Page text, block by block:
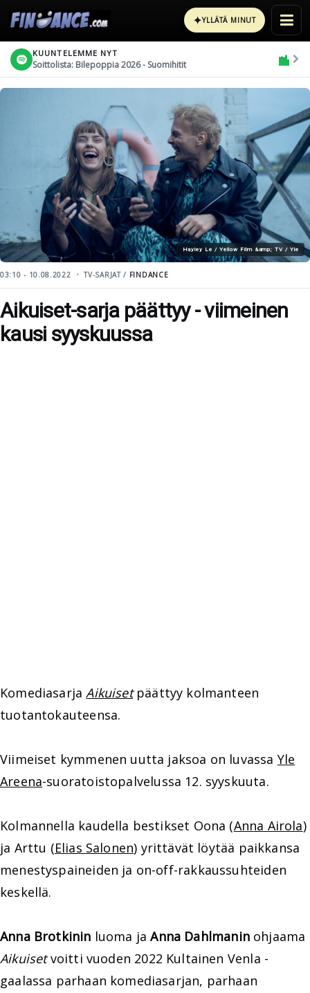
✦YLLÄTÄ MINUT
KUUNTELEMME NYT
Soittolista: Bilepoppia 2026 - Suomihitit
Hayley Le / Yellow Film &amp; TV / Yle
03:10 - 10.08.2022 TV-SARJAT / FINDANCE
Aikuiset-sarja päättyy - viimeinen
kausi syyskuussa
KomediasarjaAikuisetpäättyy kolmanteen
tuotantokauteensa.
Viimeiset kymmenen uutta jaksoa on luvassa Yle
Areena-suoratoistopalvelussa 12. syyskuuta.
Kolmannella kaudella bestikset Oona (Anna Airola)
ja Arttu (Elias Salonen) yrittävät löytää paikkansa
menestyspaineiden ja on-off-rakkaussuhteiden
keskellä.
Anna Brotkinin luoma jaAnna Dahlmaninohjaama
Aikuisetvoitti vuoden 2022 Kultainen Venla -
gaalassa parhaan komediasarjan, parhaan